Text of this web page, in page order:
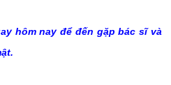
hôm nay để đến gặp bác sĩ và